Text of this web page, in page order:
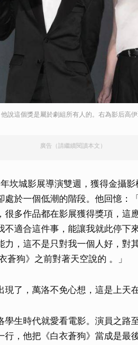
說這個獎是屬於劇組所有人的。右為影后高伊
廣告（請繼續閱讀本文）
坎城影展導演雙週，獲得金攝
處於一個低潮的階段。他回憶：
很多作品都在影展獲得獎項，這
不適合這件事，能讓我就此停下
力，這不是只對我一個人好，對
蒼狗》之前對著天空說的 。」
現了，萬洛不免心想，這是上天
學生時代就愛看電影。演員之路
行，他把《白衣蒼狗》當成是最
取消